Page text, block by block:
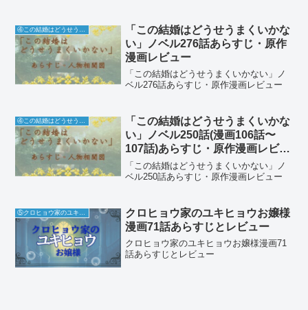
「この結婚はどうせうまくいかな
い」ノベル276話あらすじ・原作
漫画レビュー
「この結婚はどうせうまくいかない」ノ
ベル276話あらすじ・原作漫画レビュー
④この結婚はどうせうまくいかない
「この結婚はどうせうまくいかな
い」ノベル250話(漫画106話〜
107話)あらすじ・原作漫画レビュ
ー
「この結婚はどうせうまくいかない」ノ
ベル250話あらすじ・原作漫画レビュー
クロヒョウ家のユキヒョウお嬢様
漫画71話あらすじとレビュー
クロヒョウ家のユキヒョウお嬢様漫画71
話あらすじとレビュー